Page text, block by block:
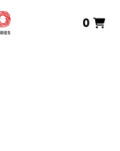
0